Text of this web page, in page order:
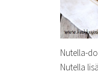
Nutella-
Nutella